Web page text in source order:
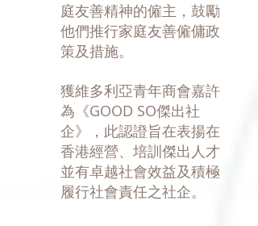
庭友善精神的僱主，鼓勵
他們推行家庭友善僱傭政
策及措施。
獲維多利亞青年商會嘉許
為《GOOD SO傑出社
企》，此認證旨在表揚在
香港經營、培訓傑出人才
並有卓越社會效益及積極
履行社會責任之社企。